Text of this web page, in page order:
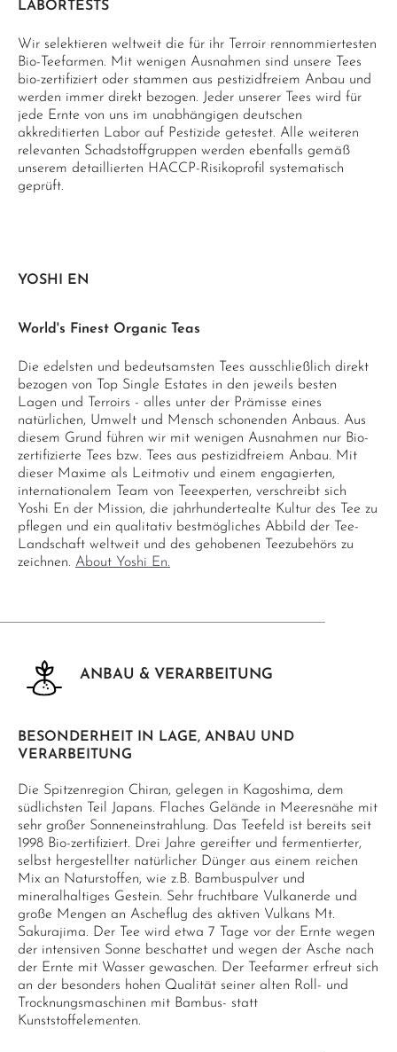
LABORTESTS
Wir selektieren weltweit die für ihr Terroir rennommiertesten
Bio-Teefarmen. Mit wenigen Ausnahmen sind unsere Tees
bio-zertifiziert oder stammen aus pestizidfreiem Anbau und
werden immer direkt bezogen. Jeder unserer Tees wird für
jede Ernte von uns im unabhängigen deutschen
akkreditierten Labor auf Pestizide getestet. Alle weiteren
relevanten Schadstoffgruppen werden ebenfalls gemäß
unserem detaillierten HACCP-Risikoprofil systematisch
geprüft.
YOSHI EN
World's Finest Organic Teas
Die edelsten und bedeutsamsten Tees ausschließlich direkt
bezogen von Top Single Estates in den jeweils besten
Lagen und Terroirs - alles unter der Prämisse eines
natürlichen, Umwelt und Mensch schonenden Anbaus. Aus
diesem Grund führen wir mit wenigen Ausnahmen nur Bio-
zertifizierte Tees bzw. Tees aus pestizidfreiem Anbau. Mit
dieser Maxime als Leitmotiv und einem engagierten,
internationalem Team von Teeexperten, verschreibt sich
Yoshi En der Mission, die jahrhundertealte Kultur des Tee zu
pflegen und ein qualitativ bestmögliches Abbild der Tee-
Landschaft weltweit und des gehobenen Teezubehörs zu
zeichnen. About Yoshi En.
ANBAU & VERARBEITUNG
BESONDERHEIT IN LAGE, ANBAU UND
VERARBEITUNG
Die Spitzenregion Chiran, gelegen in Kagoshima, dem
südlichsten Teil Japans. Flaches Gelände in Meeresnähe mit
sehr großer Sonneneinstrahlung. Das Teefeld ist bereits seit
1998 Bio-zertifiziert. Drei Jahre gereifter und fermentierter,
selbst hergestellter natürlicher Dünger aus einem reichen
Mix an Naturstoffen, wie z.B. Bambuspulver und
mineralhaltiges Gestein. Sehr fruchtbare Vulkanerde und
große Mengen an Ascheflug des aktiven Vulkans Mt.
Sakurajima. Der Tee wird etwa 7 Tage vor der Ernte wegen
der intensiven Sonne beschattet und wegen der Asche nach
der Ernte mit Wasser gewaschen. Der Teefarmer erfreut sich
an der besonders hohen Qualität seiner alten Roll- und
Trocknungsmaschinen mit Bambus- statt
Kunststoffelementen.